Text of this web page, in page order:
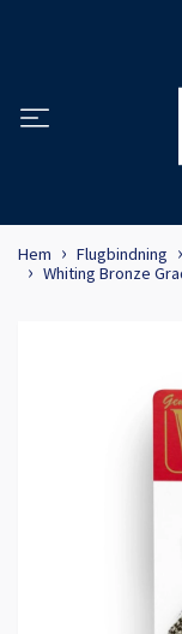
Hem Flugbindning
Whiting Bronze